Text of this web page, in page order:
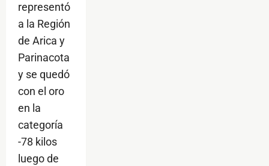
representó
a la Región
de Arica y
Parinacota
y se quedó
con el oro
en la
categoría
-78 kilos
luego de